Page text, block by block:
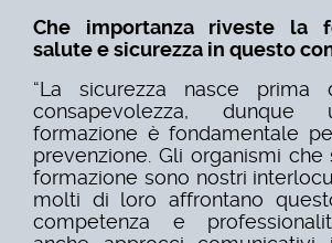
Che importanza riveste la
salute e sicurezza in questo
“La sicurezza nasce
consapevolezza, dunque
formazione è fondamentale
prevenzione. Gli organismi
formazione sono nostri
molti di loro affrontano
competenza e